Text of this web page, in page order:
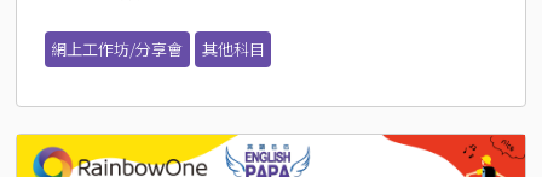
網上工作坊/分享會 其他科目